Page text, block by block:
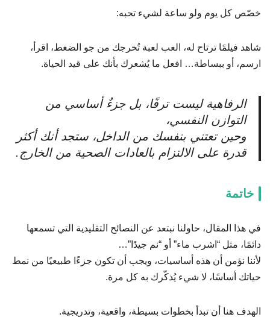
خصّص كل يوم ولو ساعة لشيء تحبه:
شاهد فيلمًا ترتاح له، العب لعبة تُخرجك من جو الضغط، اقرأ،
ارسم، أو ببساطة… افعل ما يُشعرك بأنك على قيد الحياة.
الرفاهية ليست ترفًا، بل جزءٌ أساسي من
التوازن النفسي،
وحين تعتني بنفسك من الداخل، ستجد أنك أكثر
قدرة على الالتزام بالعادات الصحية من الخارج.
خاتمة
في هذا المقال، حاولنا نبتعد عن النصائح التقليدية التي تسمعها
دائمًا، مثل “اشرب ماء” أو “نم جيدًا”…
لأننا نؤمن أن هذه أساسيات، ويجب أن تكون جزءًا طبيعيًا من نمط
حياتك أساسًا، لا شيء يُذكّرك به كل مرة.
الهدف هنا أن تبدأ بخطوات بسيطة، واقعية، وتدريجية.